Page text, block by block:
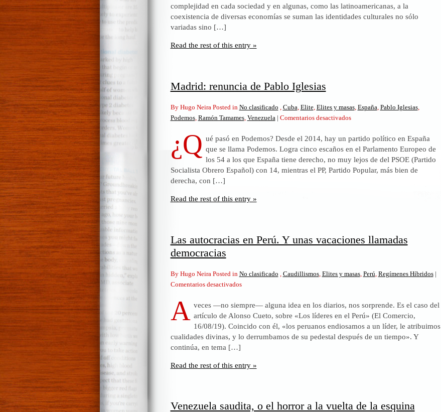
hipercompleja
(II)
complejidad en cada sociedad y en algunas, como las latinoamericanas, a la
coexistencia de diversas economías se suman las identidades culturales no sólo
variadas sino […]
Read the rest of this entry »
Madrid: renuncia de Pablo Iglesias
By Hugo Neira Posted in No clasificado Cuba Elite, Elites y masas, España Pablo Iglesias,
Podemos, Ramón Tamames, Venezuela | Comentarios desactivadosen
renuncia
de
Pablo
Iglesias
¿Q ué pasó en Podemos? Desde el 2014, hay un partido político en España
que se llama Podemos. Logra cinco escaños en el Parlamento Europeo de
los 54 a los que España tiene derecho, no muy lejos de del PSOE (Partido
Socialista Obrero Español) con 14, mientras el PP, Partido Popular, más bien de
derecha, con […]
Read the rest of this entry »
Las autocracias en Perú. Y unas vacaciones llamadas
democracias
By Hugo Neira Posted in No clasificado Caudillismos, Elites y masas, Perú Regímenes Híbridos |
Comentarios desactivadosen
autocracias
en
Perú.
Y
llamadas
A veces —no siempre— alguna idea en los diarios, nos sorprende. Es el caso del
artículo de Alonso Cueto, sobre «Los líderes en el Perú» (El Comercio,
16/08/19). Coincido con él, «los peruanos endiosamos a un líder, le atribuimos
cualidades divinas, y lo derrumbamos de su pedestal después de un tiempo». Y
continúa, en tema […]
Read the rest of this entry »
Venezuela saudita, o el horror a la vuelta de la esquina